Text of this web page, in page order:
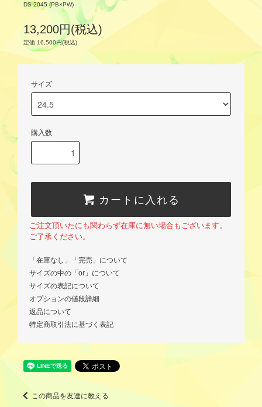
DS-2045 (PB×PW)
13,200円(税込)
定価 16,500円(税込)
サイズ
購入数
カートに入れる
ご注文頂いたにも関わらず在庫に無い場合もございます。
ご了承ください。
「在庫なし」「完売」について
サイズの中の「or」について
サイズの表記について
オプションの値段詳細
返品について
特定商取引法に基づく表記
この商品を友達に教える